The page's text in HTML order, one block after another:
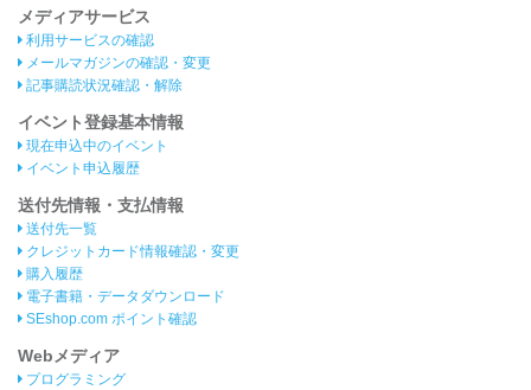
メディアサービス
利用サービスの確認
メールマガジンの確認・変更
記事購読状況確認・解除
イベント登録基本情報
現在申込中のイベント
イベント申込履歴
送付先情報・支払情報
送付先一覧
クレジットカード情報確認・変更
購入履歴
電子書籍・データダウンロード
SEshop.com ポイント確認
Webメディア
プログラミング